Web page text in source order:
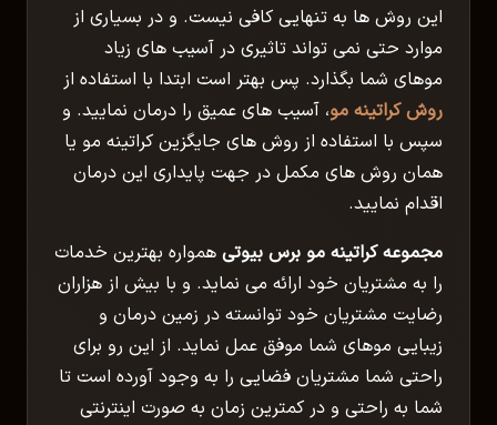
این روش ها به تنهایی کافی نیست. و در بسیاری از
موارد حتی نمی تواند تاثیری در آسیب های زیاد
موهای شما بگذارد. پس بهتر است ابتدا با استفاده از
روش کراتینه مو، آسیب های عمیق را درمان نمایید. و
سپس با استفاده از روش های جایگزین کراتینه مو یا
همان روش های مکمل در جهت پایداری این درمان
اقدام نمایید.
مجموعهکراتینه مو برس بیوتی همواره بهترین خدمات
را به مشتریان خود ارائه می نماید. و با بیش از هزاران
رضایت مشتریان خود توانسته در زمین درمان و
زیبایی موهای شما موفق عمل نماید. از این رو برای
راحتی شما مشتریان فضایی را به وجود آورده است تا
شما به راحتی و در کمترین زمان به صورت اینترنتی